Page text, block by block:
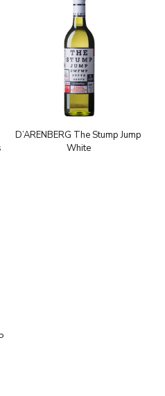
D’ARENBERG The Stump Jump
White